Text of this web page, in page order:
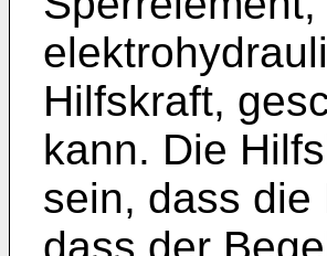
Hilfskraft,
kann. Die
sein, dass die